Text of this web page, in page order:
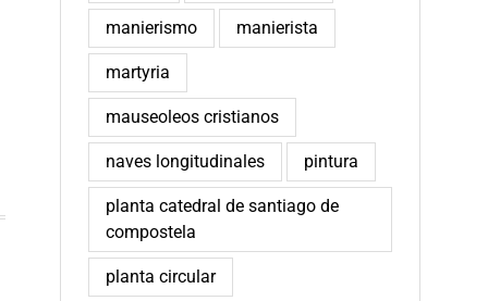
manierismo manierista
martyria
mauseoleos cristianos
naves longitudinales pintura
planta catedral de santiago de
compostela
planta circular